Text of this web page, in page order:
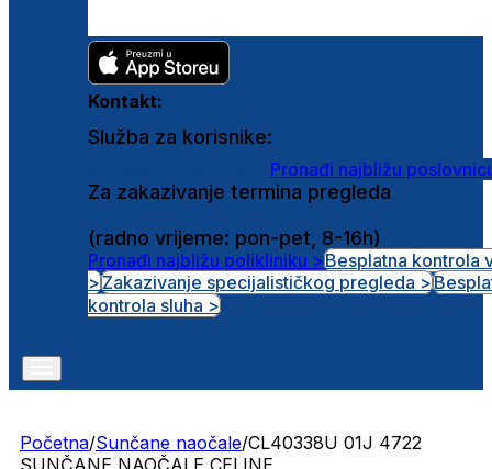
Kontakt:
Služba za korisnike:
Pronađi najbližu
Za zakazivanje termina pregleda
(radno vrijeme: pon-pet, 8-16h)
Pronađi najbližu polikliniku >Besplatna kontrola
>Zakazivanje specijalističkog pregleda >
kontrola sluha >
Početna/Sunčane naočale/CL40338U 01J 4722
SUNČANE NAOČALE CELINE